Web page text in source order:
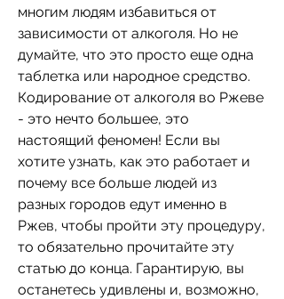
многим людям избавиться от
зависимости от алкоголя. Но не
думайте, что это просто еще одна
таблетка или народное средство.
Кодирование от алкоголя во Ржеве
- это нечто большее, это
настоящий феномен! Если вы
хотите узнать, как это работает и
почему все больше людей из
разных городов едут именно в
Ржев, чтобы пройти эту процедуру,
то обязательно прочитайте эту
статью до конца. Гарантирую, вы
останетесь удивлены и, возможно,